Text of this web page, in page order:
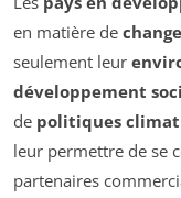
en matière de
seulement leur
développement
de politiques
leur permettre de se
partenaires